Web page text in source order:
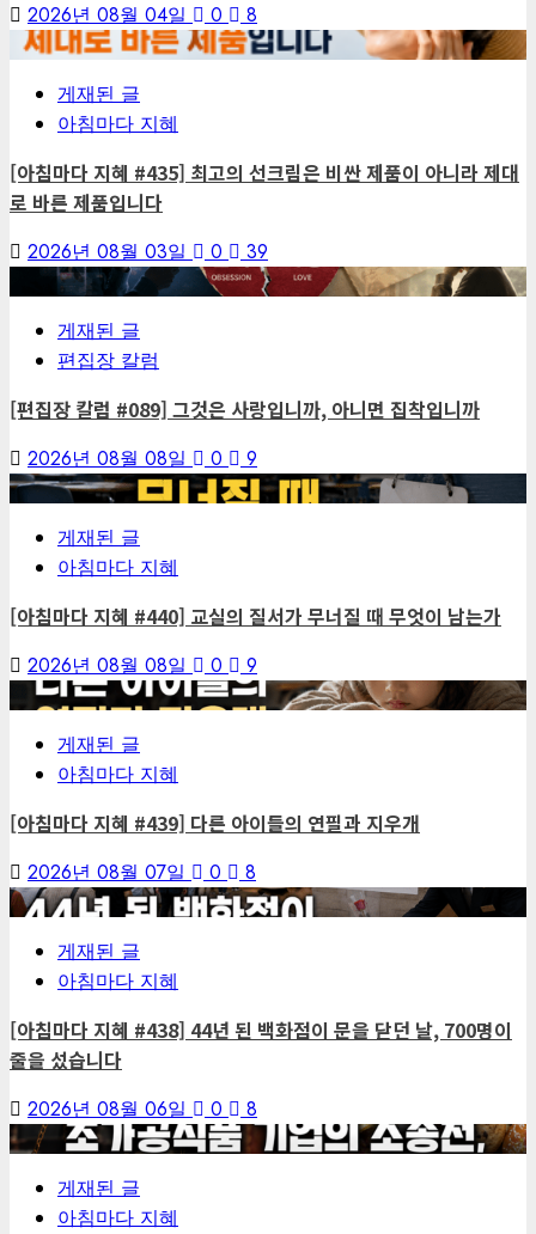
2026년 08월 04일 0
8
게재된 글
아침마다 지혜
[아침마다 지혜 #435] 최고의 선크림은 비싼 제품이 아니라 제대
로 바른 제품입니다
2026년 08월 03일 0
39
게재된 글
편집장 칼럼
[편집장 칼럼 #089] 그것은 사랑입니까, 아니면 집착입니까
2026년 08월 08일 0
9
2
게재된 글
아침마다 지혜
[아침마다 지혜 #440] 교실의 질서가 무너질 때 무엇이 남는가
2026년 08월 08일 0
9
게재된 글
아침마다 지혜
[아침마다 지혜 #439] 다른 아이들의 연필과 지우개
2026년 08월 07일 0
8
4
게재된 글
아침마다 지혜
[아침마다 지혜 #438] 44년 된 백화점이 문을 닫던 날, 700명이
줄을 섰습니다
2026년 08월 06일 0
8
5
게재된 글
아침마다 지혜